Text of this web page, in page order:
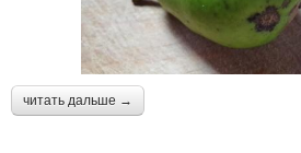
читать дальше →